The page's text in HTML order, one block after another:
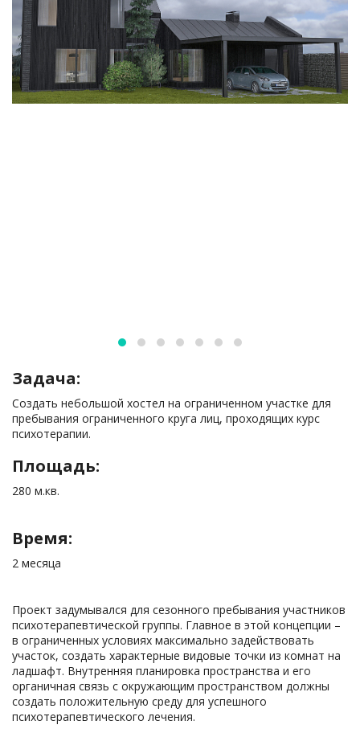
Задача:
Создать небольшой хостел на ограниченном участке для
пребывания ограниченного круга лиц, проходящих курс
психотерапии.
Площадь:
280 м.кв.
Время:
2 месяца
Проект задумывался для сезонного пребывания участников
психотерапевтической группы. Главное в этой концепции –
в ограниченных условиях максимально задействовать
участок, создать характерные видовые точки из комнат на
ладшафт. Внутренняя планировка пространства и его
органичная связь с окружающим пространством должны
создать положительную среду для успешного
психотерапевтического лечения.